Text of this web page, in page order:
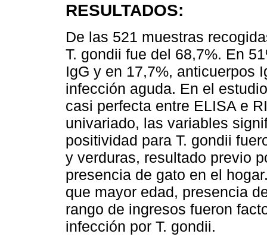
RESULTADOS:
De las 521 muestras
T. gondii fue del 68,7%. En
IgG y en 17,7%, anticuerpos
infección aguda. En el
casi perfecta entre ELISA e
univariado, las variables
positividad para T. gondii
y verduras, resultado previo
presencia de gato en el
que mayor edad, presencia
rango de ingresos fueron
infección por T. gondii.